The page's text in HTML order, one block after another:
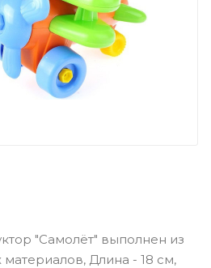
"Самолёт" выполнен из
Длина - 18 см,